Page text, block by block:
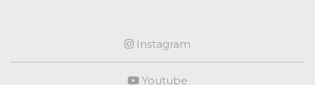
Instagram
Youtube